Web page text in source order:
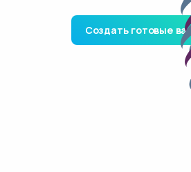
Создать готовые